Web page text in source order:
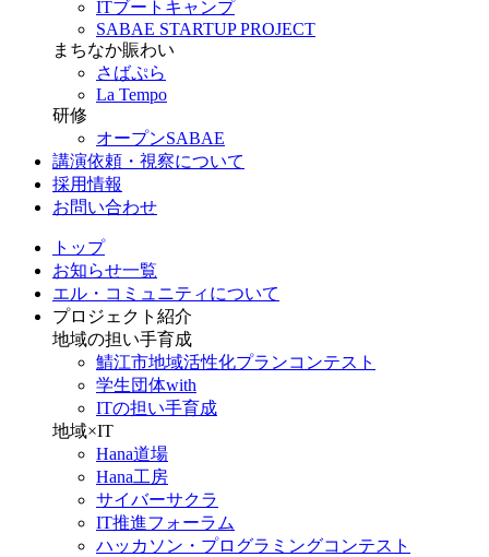
ITブートキャンプ
SABAE STARTUP PROJECT
まちなか賑わい
さばぷら
La Tempo
研修
オープンSABAE
講演依頼・視察について
採用情報
お問い合わせ
トップ
お知らせ一覧
エル・コミュニティについて
プロジェクト紹介
地域の担い手育成
鯖江市地域活性化プランコンテスト
学生団体with
ITの担い手育成
地域×IT
Hana道場
Hana工房
サイバーサクラ
IT推進フォーラム
ハッカソン・プログラミングコンテスト